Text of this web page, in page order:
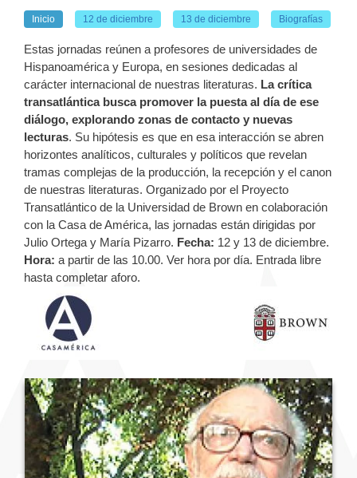
Inicio 12 de diciembre 13 de diciembre Biografías
Estas jornadas reúnen a profesores de universidades de
Hispanoamérica y Europa, en sesiones dedicadas al
carácter internacional de nuestras literaturas. La crítica
transatlántica busca promover la puesta al día de ese
diálogo, explorando zonas de contacto y nuevas
lecturas. Su hipótesis es que en esa interacción se abren
horizontes analíticos, culturales y políticos que revelan
tramas complejas de la producción, la recepción y el canon
de nuestras literaturas. Organizado por el Proyecto
Transatlántico de la Universidad de Brown en colaboración
con la Casa de América, las jornadas están dirigidas por
Julio Ortega y María Pizarro. Fecha: 12 y 13 de diciembre.
Hora: a partir de las 10.00. Ver hora por día. Entrada libre
hasta completar aforo.